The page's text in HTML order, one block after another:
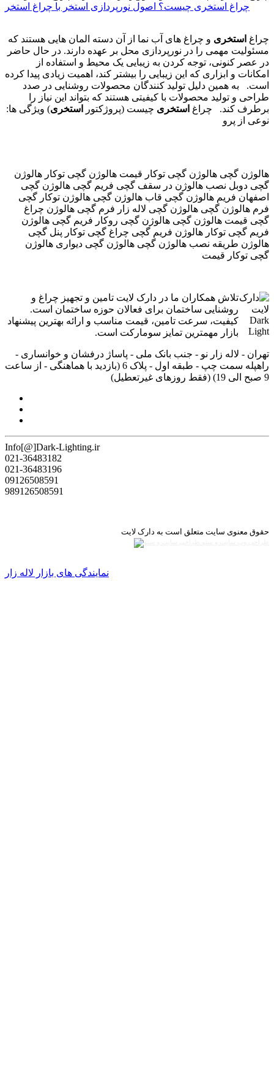
چراغ استخری چیست؟ اصول نورپردازی استخر با چراغ استخر
چراغ استخری و چراغ های آب نما از آن دسته المان هایی هستند که
مسئولیت مهمی را در نورپردازی محل بر عهده دارند. در حال حاضر
در عصر کنونی، توجه کردن به زیبایی یک محیط و استفاده از
امکانات و ابزاری که این زیبایی را بیشتر کند، اهمیت زیادی پیدا کرده
است. به همین دلیل تولید کنندگان محصولات روشنایی در صدد
طراحی و تولید محصولات با کیفیتی هستند که بتواند این نیاز را
برطرف کند. چراغ استخری چیست (پروژکتور استخری) ویژگی ها:
نوعی از پرو
هالوژن گچی هالوژن گچی توکار قیمت هالوژن گچی توکار هالوژن
گچی دوبل نصب هالوژن در سقف گچی فریم گچی هالوژن گچی
اصفهان فریم هالوژن گچی قاب هالوژن گچی هالوژن توکار گچی
فرم هالوژن گچی هالوژن گچی لاله زار فرم گچی هالوژن چراغ
گچی قیمت هالوژن گچی هالوژن گچی روکار فریم گچی هالوژن
فریم گچی توکار هالوژن فریم گچی چراغ گچی توکار پنل گچی
هالوژن طریقه نصب هالوژن گچی هالوژن گچی دیواری هالوژن
گچی توکار قیمت
تلاش همکاران ما در دارک لایت تامین و تجهیز چراغ و
روشنایی ساختمان برای فعالان حوزه ساختمان است.
کیفیت، سرعت تامین، قیمت مناسب و ارائه بهترین پیشنهاد
بازار مهمترین تمایز سومارکت است.
تهران - لاله زار نو - جنب بانک ملی - پاساژ درفشان و خوانساری -
راه‎پله سمت چپ - طبقه اول - پلاک 6 (بازدید با هماهنگی - از ساعت
9 صبح الی 19) (فقط روزهای غیرتعطیل)
Info[@]Dark-Lighting.ir
021-36483182
021-36483196
09126508591
989126508591
حقوق معنوی سایت متعلق است به دارک لایت
نمایندگی های بازار لاله زار